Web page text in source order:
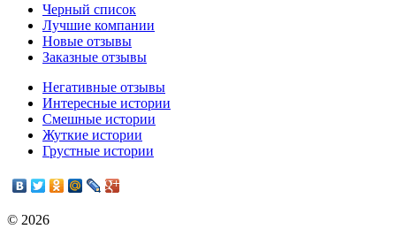
Черный список
Лучшие компании
Новые отзывы
Заказные отзывы
Негативные отзывы
Интересные истории
Смешные истории
Жуткие истории
Грустные истории
© 2026